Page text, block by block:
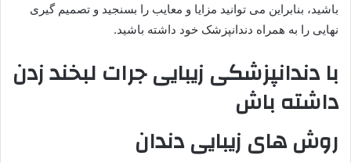
باشید، بنابراین می توانید مزایا و معایب را بسنجید و تصمیم گیری
نهایی را به همراه دندانپزشک خود داشته باشید.
با دندانپزشکی زیبایی جرات لبخند زدن
داشته باش
روش های زیبایی دندان